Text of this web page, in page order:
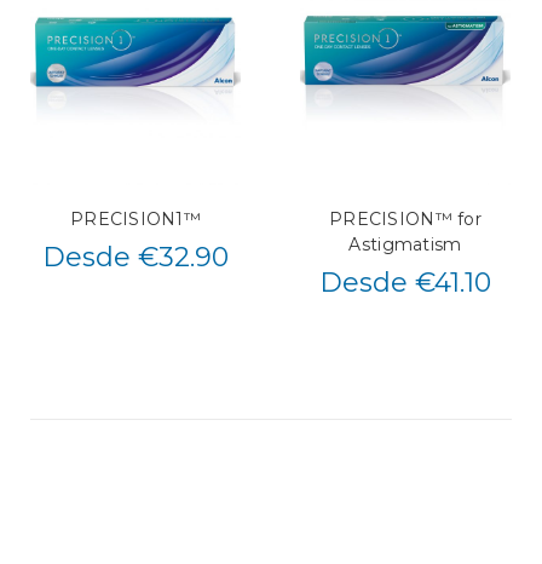
PRECISION1™
Desde €32.90
PRECISION™ for
Astigmatism
Desde €41.10